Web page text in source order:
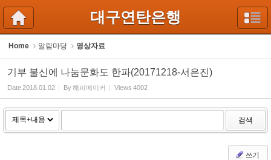
대구연탄은행
Home 알림마당 영상자료
기부 불신에 나눔문화도 한파(20171218-서은진)
Date2018.01.02 By해피메이커 Views 4002
검색
쓰기